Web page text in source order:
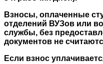
Взносы, оплаченные
отделений ВУЗов или
службы, без
документов не
Если взнос